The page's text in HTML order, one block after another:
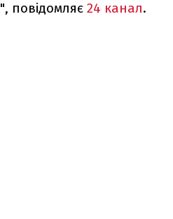
повідомляє 24 канал.